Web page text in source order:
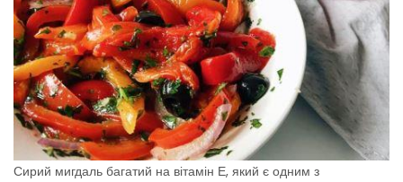
Сирий мигдаль багатий на вітамін Е, який є одним з